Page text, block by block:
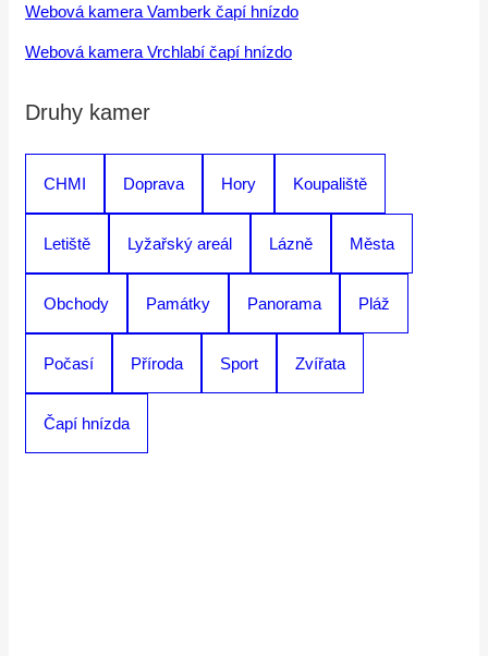
Webová kamera Vamberk čapí hnízdo
Webová kamera Vrchlabí čapí hnízdo
Druhy kamer
CHMI Doprava Hory Koupaliště
Letiště Lyžařský areál Lázně Města
Obchody Památky Panorama Pláž
Počasí Příroda Sport Zvířata
Čapí hnízda